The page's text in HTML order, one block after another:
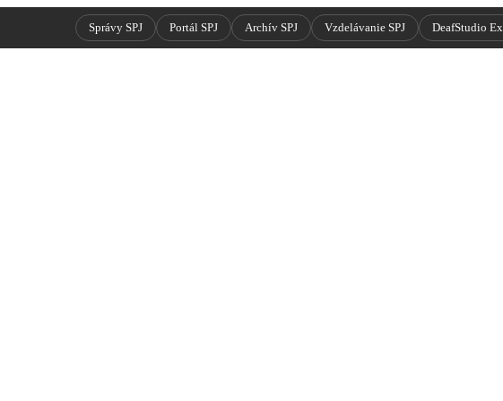
Správy SPJ Portál SPJ Archív SPJ Vzdelávanie SPJ DeafStudio